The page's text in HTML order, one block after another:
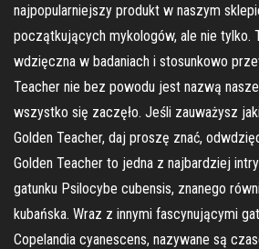
najpopularniejszy produkt w naszym
początkujących mykologów, ale nie tylko.
wdzięczna w badaniach i stosunkowo
Teacher nie bez powodu jest nazwą
wszystko się zaczęło. Jeśli zauważysz
Golden Teacher, daj proszę znać,
Golden Teacher to jedna z najbardziej
gatunku Psilocybe cubensis, znanego
kubańska. Wraz z innymi fascynującymi
Copelandia cyanescens, nazywane są